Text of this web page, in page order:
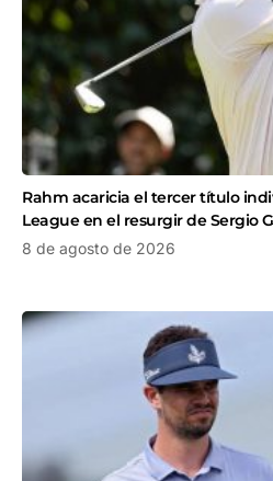
Rahm acaricia el tercer título
League en el resurgir de Sergio
8 de agosto de 2026